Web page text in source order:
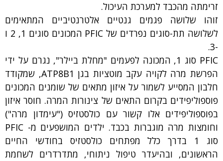
זרימתה מהכבד למערכת העיכול.
זוהו שלושה פגמים גנטיים אלטרנטיביים המתאימים
לשלושה תת-סוגים נפרדים של PFIC המכונים סוגים 1, 2 ו
-3.
PFIC סוג 1, המכונה לפעמים "מחלת ביילר", נגרם על ידי
הפרשת מרה לקויה עקב מוטציות בגן ATP8B1, שמקודד
חלבון המסייע לשמור על איזון מתאים של שומנים המכונים
פוספוליפידים בקרום התאים של צינורות המרה. חוסר איזון
בפוספוליפידים אלו קשור עם כולסטזיס ("עימדון מרה")
וחומצות מרה מוגברות בכבד. ילדים המושפעים מ- PFIC
סוג 1 בדרך כלל מפתחים כולסטזיס בחודשי החיים
הראשונים, ובהיעדר טיפול ניתוחי, מתדרדרים לשחמת